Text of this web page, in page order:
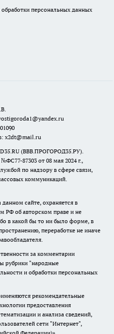
персональных данных
x2dt@mail.ru
(ВВВ.ПРОГОРОД35.РУ).
87303 от 08 мая 2024 г.,
по надзору в сфере связи,
коммуникаций.
сайте, охраняется в
РФ об авторском праве и не
в какой бы то ни было форме, в
переработке не иначе
за комментарии
рубрики "народные
и обработки персональных
рекомендательные
предоставления
и анализа сведений,
сети "Интернет",